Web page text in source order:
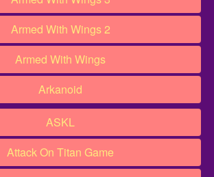
Armed With Wings 2
Armed With Wings
Arkanoid
ASKL
Attack On Titan Game